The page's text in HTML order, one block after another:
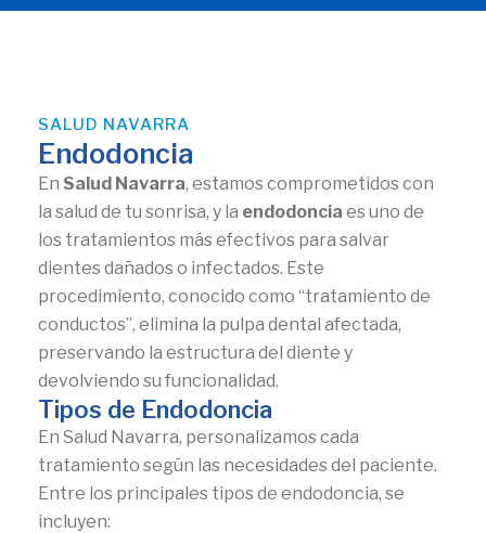
SALUD NAVARRA
Endodoncia
En Salud Navarra, estamos comprometidos con
la salud de tu sonrisa, y la endodoncia es uno de
los tratamientos más efectivos para salvar
dientes dañados o infectados. Este
procedimiento, conocido como “tratamiento de
conductos”, elimina la pulpa dental afectada,
preservando la estructura del diente y
devolviendo su funcionalidad.
Tipos de Endodoncia
En Salud Navarra, personalizamos cada
tratamiento según las necesidades del paciente.
Entre los principales tipos de endodoncia, se
incluyen: